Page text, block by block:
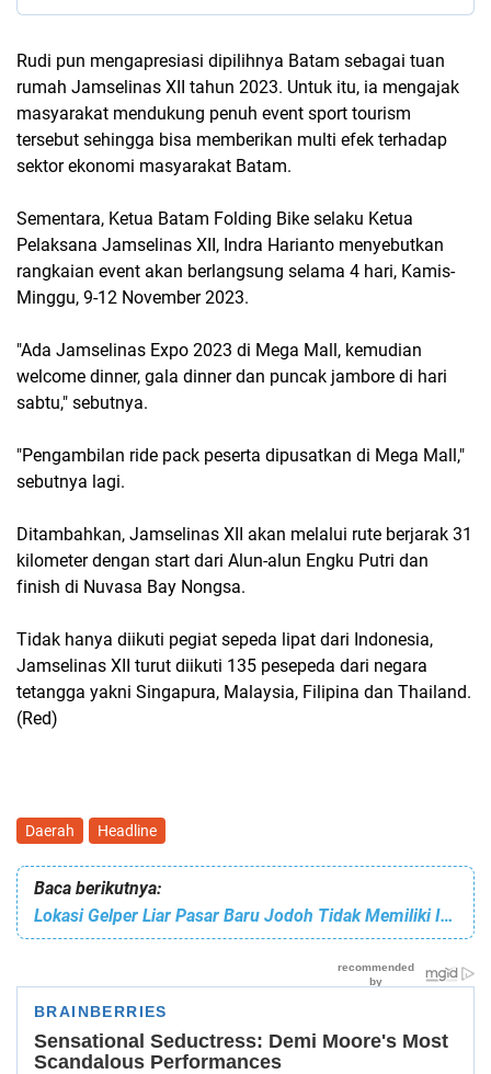
Rudi pun mengapresiasi dipilihnya Batam sebagai tuan
rumah Jamselinas XII tahun 2023. Untuk itu, ia mengajak
masyarakat mendukung penuh event sport tourism
tersebut sehingga bisa memberikan multi efek terhadap
sektor ekonomi masyarakat Batam.
Sementara, Ketua Batam Folding Bike selaku Ketua
Pelaksana Jamselinas XII, Indra Harianto menyebutkan
rangkaian event akan berlangsung selama 4 hari, Kamis-
Minggu, 9-12 November 2023.
"Ada Jamselinas Expo 2023 di Mega Mall, kemudian
welcome dinner, gala dinner dan puncak jambore di hari
sabtu," sebutnya.
"Pengambilan ride pack peserta dipusatkan di Mega Mall,"
sebutnya lagi.
Ditambahkan, Jamselinas XII akan melalui rute berjarak 31
kilometer dengan start dari Alun-alun Engku Putri dan
finish di Nuvasa Bay Nongsa.
Tidak hanya diikuti pegiat sepeda lipat dari Indonesia,
Jamselinas XII turut diikuti 135 pesepeda dari negara
tetangga yakni Singapura, Malaysia, Filipina dan Thailand.
(Red)
Daerah Headline
Baca berikutnya:
Lokasi Gelper Liar Pasar Baru Jodoh Tidak Memiliki Izin dan Belum Tersentuh Hukum